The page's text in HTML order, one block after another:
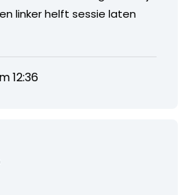
linker helft sessie laten
12:36